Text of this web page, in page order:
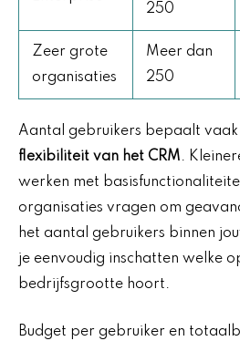
250
Zeer grote
organisaties
Meer dan
250
Aantal gebruikers bepaalt vaak
flexibiliteit van het CRM.
werken met
organisaties vragen om
het aantal gebruikers binnen
je eenvoudig inschatten welke
bedrijfsgrootte hoort.
Budget per gebruiker en